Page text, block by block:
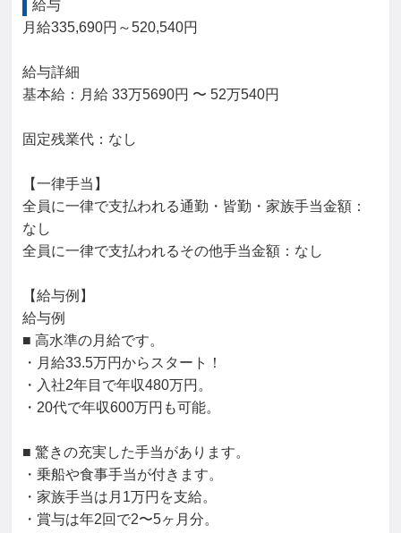
給与
月給335,690円～520,540円
給与詳細
基本給：月給 33万5690円 〜 52万540円
固定残業代：なし
【一律手当】
全員に一律で支払われる通勤・皆勤・家族手当金額：
なし
全員に一律で支払われるその他手当金額：なし
【給与例】
給与例
■ 高水準の月給です。
・月給33.5万円からスタート！
・入社2年目で年収480万円。
・20代で年収600万円も可能。
■ 驚きの充実した手当があります。
・乗船や食事手当が付きます。
・家族手当は月1万円を支給。
・賞与は年2回で2〜5ヶ月分。